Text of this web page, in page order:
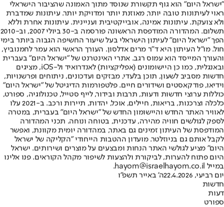
"ישראל היום" הוא גוף תקשורת שנוסד מתוך האמונה שהציבור הישראלי
ראוי לעיתונות טובה יותר, מאוזנת יותר ומדויקת יותר. עיתונות שמדברת
ולא צועקת. עיתונות אמינה, אובייקטיבית ועניינית. עיתונות אחרת וללא
תשלום. המהדורה המודפסת הראשונה פורסמה ב-30 ביולי 2007, וב-2010
הפך "ישראל היום" לעיתון הישראלי בעל שיעור החשיפה הגבוה ביותר בימי
חול. מו"ל העיתון היא ד"ר מרים אדלסון. העורך הראשי הוא עמר לחמנוביץ,
והעורך המייסד הוא עמוס רגב. אתרי האינטרנט של "ישראל היום" בעברית
ובאנגלית, כמו כן היישומונים (אפליקציות) לאנדרואיד ול-iOS, מציגים
חדשות מסביב לשעון, תוכן בלעדי, מבזקים ועדכונים, ניתוחים ופרשנויות,
וידיאו, פודקאסטים ושידורים חיים. פלטפורמות הדיגיטל של "ישראל היום"
כוללות ערוצי חדשות ודעות, תרבות ובידור, לייף סטייל, טכנולוגיה, ספורט,
כלכלה וצרכנות, בריאות, חיילים, אוכל, יהדות, תיירות ורכב. ב-2021 עלו
לאוויר האתר החדש והיישומון החדש של "ישראל היום" בעברית, במטרה
לספק לגולשים חוויה מהירה, עדכנית, בטוחה ונוחה. תכני המהדורה
המודפסת של העיתון זמינים גם באתר, במהדורה יומית מקוונת, ואפשר
לקבל אותם גם בניוזלטר. מועדון ההטבות הייחודי "הקליקה של ישראל
היום" מציע לגולשי האתר הנחות ומבצעים על מוצרים ושירותים. ישראל
היום פתוח להערות, לביקורת ולהצעות לשיפור מקהל הקוראים. פנו אלינו
במייל hayom@israelhayom.co.il.
יום רביעי, 22.4.2026
ה' באייר תשפ"ו
חדשות
דעות
ספורט